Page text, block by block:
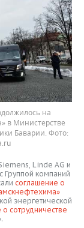
на
в Министерстве
Баварии. Фото:
Linde AG и
Группой компаний
соглашение о
энергетической
сотрудничестве